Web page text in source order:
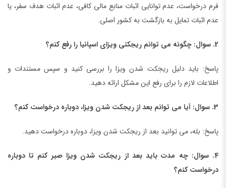
فرم درخواست، عدم توانایی اثبات منابع مالی کافی، عدم اثبات هدف سفر، یا
عدم اثبات تمایل به بازگشت به کشور اصلی.
2. سوال: چگونه می توانم ریجکتی ویزای اسپانیا را رفع کنم؟
پاسخ: باید دلیل ریجکت شدن ویزا را بررسی کنید و سپس مستندات و
اطلاعات لازم را برای رفع این مشکل ارائه دهید.
3. سوال: آیا می توانم بعد از ریجکت شدن ویزا، دوباره درخواست کنم؟
پاسخ: بله، می توانید بعد از ریجکت شدن ویزا، دوباره درخواست دهید.
4. سوال: چه مدت باید بعد از ریجکت شدن ویزا صبر کنم تا دوباره
درخواست کنم؟